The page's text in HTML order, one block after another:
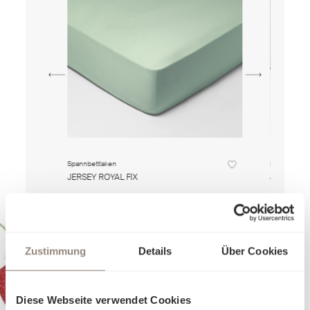
Zustimmung Details Über Cookies
Diese Webseite verwendet Cookies
Spannbettlaken
JERSEY ROYAL FIX JERSEY